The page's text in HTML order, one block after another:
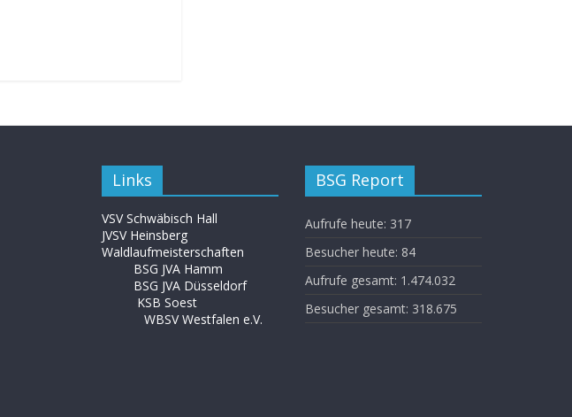
Links
VSV Schwäbisch Hall
JVSV Heinsberg
Waldlaufmeisterschaften
BSG JVA Hamm
BSG JVA Düsseldorf
KSB Soest
WBSV Westfalen e.V.
BSG Report
Aufrufe heute: 317
Besucher heute: 84
Aufrufe gesamt: 1.474.032
Besucher gesamt: 318.675